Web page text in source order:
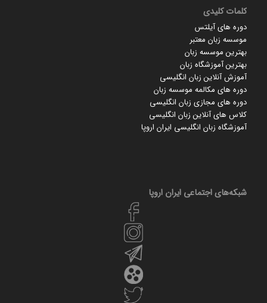
کلمات کلیدی
دوره های آیلتس
موسسه زبان معتبر
بهترین موسسه زبان
بهترین آموزشگاه زبان
آموزش آنلاین زبان انگلیسی
دوره های مکالمه موسسه زبان
دوره های مجازی زبان انگلیسی
کلاس های آنلاین زبان انگلیسی
آموزشگاه زبان انگلیسی ایران اروپا
شبکه‌های اجتماعی ایران‌ اروپا